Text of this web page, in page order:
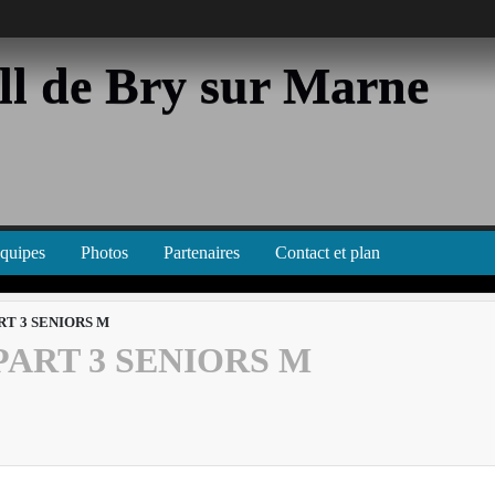
de Bry sur Marne
Photos Partenaires Contact et plan
3 SENIORS M
3 SENIORS M